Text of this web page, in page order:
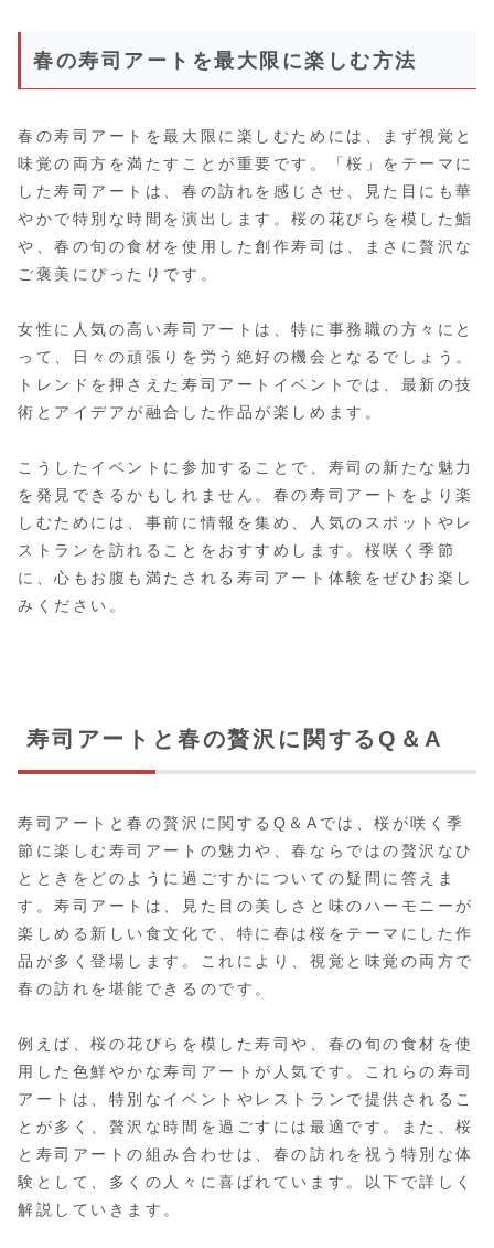
春の寿司アートを最大限に楽しむ方法
春の寿司アートを最大限に楽しむためには、まず視覚と
味覚の両方を満たすことが重要です。「桜」をテーマに
した寿司アートは、春の訪れを感じさせ、見た目にも華
やかで特別な時間を演出します。桜の花びらを模した鮨
や、春の旬の食材を使用した創作寿司は、まさに贅沢な
ご褒美にぴったりです。
女性に人気の高い寿司アートは、特に事務職の方々にと
って、日々の頑張りを労う絶好の機会となるでしょう。
トレンドを押さえた寿司アートイベントでは、最新の技
術とアイデアが融合した作品が楽しめます。
こうしたイベントに参加することで、寿司の新たな魅力
を発見できるかもしれません。春の寿司アートをより楽
しむためには、事前に情報を集め、人気のスポットやレ
ストランを訪れることをおすすめします。桜咲く季節
に、心もお腹も満たされる寿司アート体験をぜひお楽し
みください。
寿司アートと春の贅沢に関するQ＆A
寿司アートと春の贅沢に関するQ＆Aでは、桜が咲く季
節に楽しむ寿司アートの魅力や、春ならではの贅沢なひ
とときをどのように過ごすかについての疑問に答えま
す。寿司アートは、見た目の美しさと味のハーモニーが
楽しめる新しい食文化で、特に春は桜をテーマにした作
品が多く登場します。これにより、視覚と味覚の両方で
春の訪れを堪能できるのです。
例えば、桜の花びらを模した寿司や、春の旬の食材を使
用した色鮮やかな寿司アートが人気です。これらの寿司
アートは、特別なイベントやレストランで提供されるこ
とが多く、贅沢な時間を過ごすには最適です。また、桜
と寿司アートの組み合わせは、春の訪れを祝う特別な体
験として、多くの人々に喜ばれています。以下で詳しく
解説していきます。